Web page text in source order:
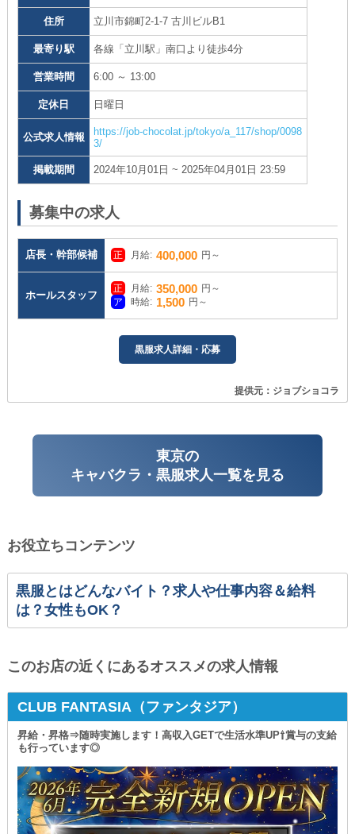
住所 立川市錦町2-1-7 古川ビルB1
最寄り駅 各線「立川駅」南口より徒歩4分
営業時間 6:00 ～ 13:00
定休日 日曜日
公式求人情報
https://job-chocolat.jp/tokyo/a_117/shop/0098
3/
掲載期間 2024年10月01日 ~ 2025年04月01日 23:59
募集中の求人
店長・幹部候補 月給: 400,000 円～
ホールスタッフ
月給: 350,000 円～
時給: 1,500 円～
黒服求人詳細・応募
提供元：ジョブショコラ
東京の
キャバクラ・黒服求人一覧を見る
お役立ちコンテンツ
黒服とはどんなバイト？求人や仕事内容＆給料
は？女性もOK？
このお店の近くにあるオススメの求人情報
CLUB FANTASIA（ファンタジア）
昇給・昇格⇒随時実施します！高収入GETで生活水準UP⇧賞与の支給
も行っています◎